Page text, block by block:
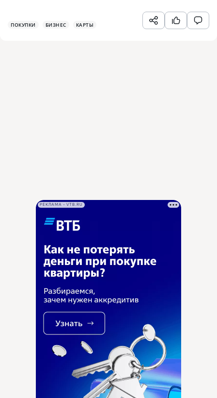
ПОКУПКИ БИЗНЕС КАРТЫ
РЕКЛАМА • VTB.RU